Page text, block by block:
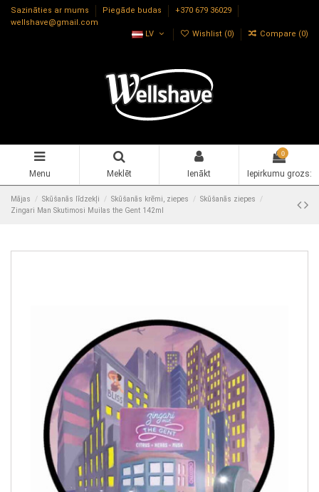
Sazināties ar mums Piegāde budas
+370 679 36029
wellshave@gmail.com
LV
Wishlist (0) Compare (0)
Menu Meklēt Ienākt
0
Iepirkumu grozs:
Mājas Skūšanās līdzekļi Skūšanās krēmi, ziepes
Skūšanās ziepes
Zingari Man Skutimosi Muilas the Gent 142ml